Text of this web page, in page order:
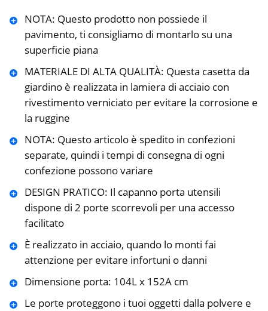
NOTA: Questo prodotto non possiede il
pavimento, ti consigliamo di montarlo su una
superficie piana
MATERIALE DI ALTA QUALITÀ: Questa casetta da
giardino è realizzata in lamiera di acciaio con
rivestimento verniciato per evitare la corrosione e
la ruggine
NOTA: Questo articolo è spedito in confezioni
separate, quindi i tempi di consegna di ogni
confezione possono variare
DESIGN PRATICO: Il capanno porta utensili
dispone di 2 porte scorrevoli per una accesso
facilitato
È realizzato in acciaio, quando lo monti fai
attenzione per evitare infortuni o danni
Dimensione porta: 104L x 152A cm
Le porte proteggono i tuoi oggetti dalla polvere e